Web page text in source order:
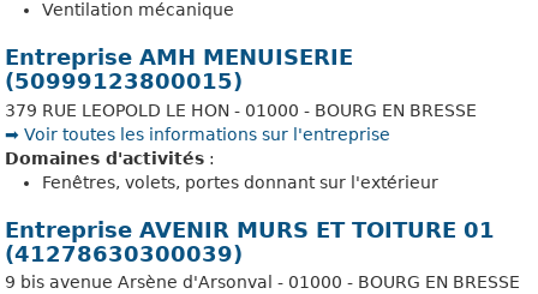
Ventilation mécanique
Entreprise AMH MENUISERIE
(50999123800015)
379 RUE LEOPOLD LE HON - 01000 - BOURG EN BRESSE
➡️ Voir toutes les informations sur l'entreprise
Domaines d'activités :
Fenêtres, volets, portes donnant sur l'extérieur
Entreprise AVENIR MURS ET TOITURE 01
(41278630300039)
9 bis avenue Arsène d'Arsonval - 01000 - BOURG EN BRESSE